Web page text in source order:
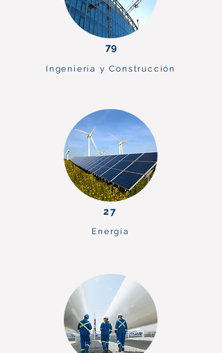
79
Ingeniería y Construcción
27
Energía